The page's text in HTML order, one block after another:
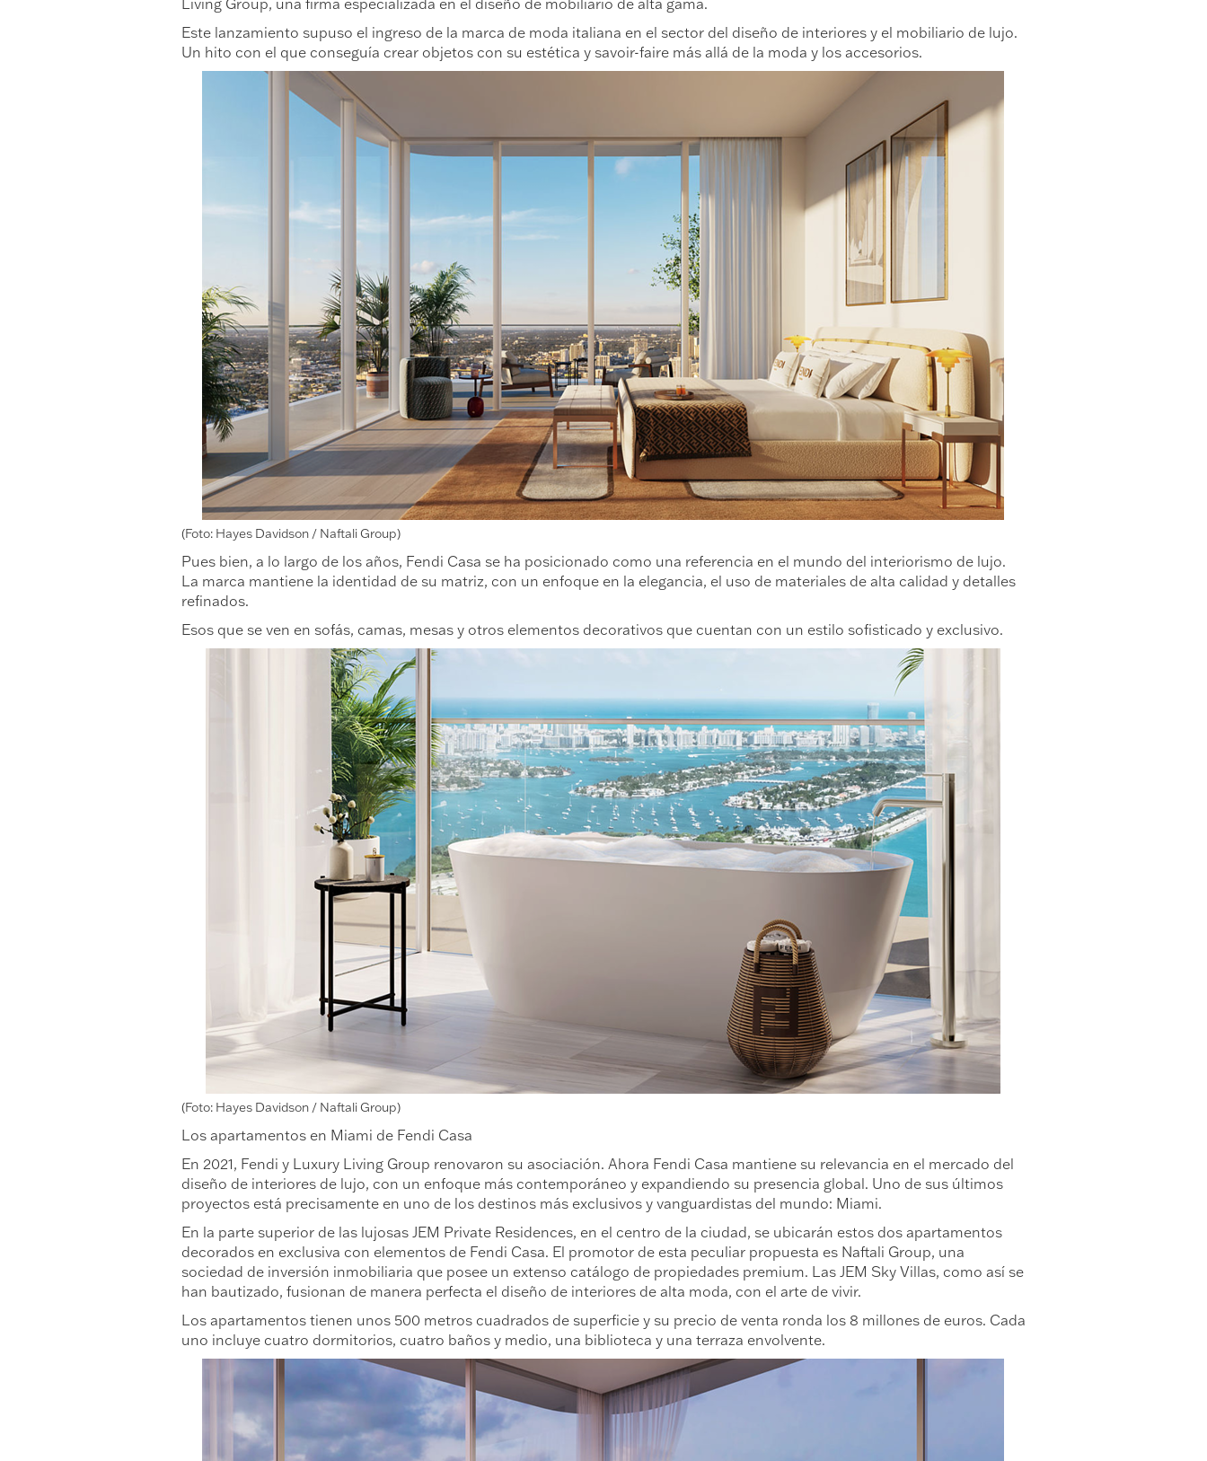
Este lanzamiento supuso el ingreso de la marca de moda italiana en el sector del diseño de interiores y el mobiliario de lujo.
Un hito con el que conseguía crear objetos con su estética y savoir-faire más allá de la moda y los accesorios.
(Foto: Hayes Davidson / Naftali Group)
Pues bien, a lo largo de los años, Fendi Casa se ha posicionado como una referencia en el mundo del interiorismo de lujo.
La marca mantiene la identidad de su matriz, con un enfoque en la elegancia, el uso de materiales de alta calidad y detalles
refinados.
Esos que se ven en sofás, camas, mesas y otros elementos decorativos que cuentan con un estilo sofisticado y exclusivo.
(Foto: Hayes Davidson / Naftali Group)
Los apartamentos en Miami de Fendi Casa
En 2021, Fendi y Luxury Living Group renovaron su asociación. Ahora Fendi Casa mantiene su relevancia en el mercado del
diseño de interiores de lujo, con un enfoque más contemporáneo y expandiendo su presencia global. Uno de sus últimos
proyectos está precisamente en uno de los destinos más exclusivos y vanguardistas del mundo: Miami.
En la parte superior de las lujosas JEM Private Residences, en el centro de la ciudad, se ubicarán estos dos apartamentos
decorados en exclusiva con elementos de Fendi Casa. El promotor de esta peculiar propuesta es Naftali Group, una
sociedad de inversión inmobiliaria que posee un extenso catálogo de propiedades premium. Las JEM Sky Villas, como así se
han bautizado, fusionan de manera perfecta el diseño de interiores de alta moda, con el arte de vivir.
Los apartamentos tienen unos 500 metros cuadrados de superficie y su precio de venta ronda los 8 millones de euros. Cada
uno incluye cuatro dormitorios, cuatro baños y medio, una biblioteca y una terraza envolvente.